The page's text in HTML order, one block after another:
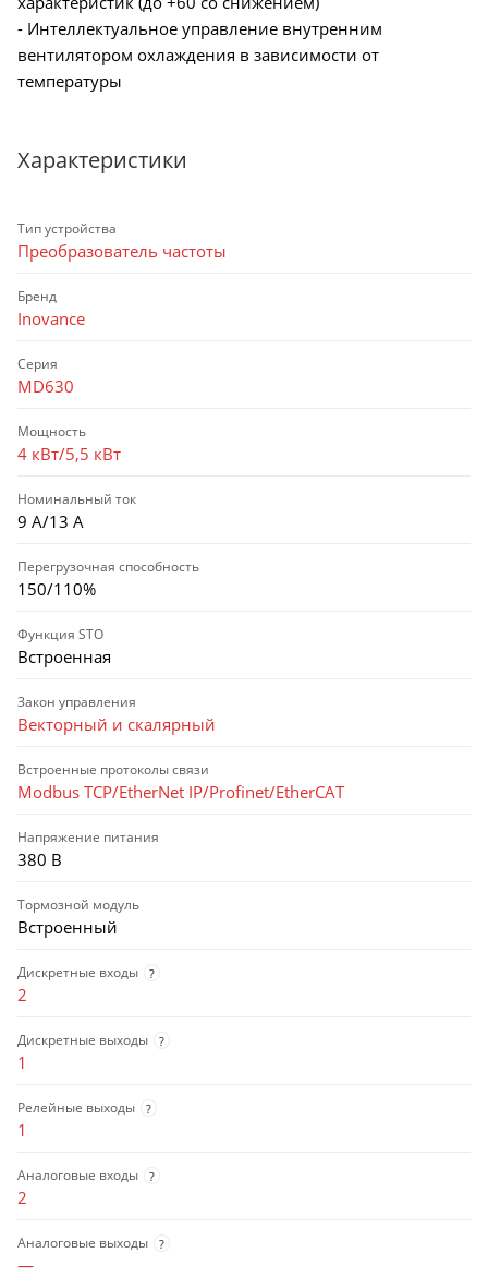
- Интеллектуальное управление внутренним
вентилятором охлаждения в зависимости от
температуры
Характеристики
Тип устройства
Преобразователь частоты
Бренд
Inovance
Серия
MD630
Мощность
4 кВт/5,5 кВт
Номинальный ток
9 А/13 А
Перегрузочная способность
150/110%
Функция STO
Встроенная
Закон управления
Векторный и скалярный
Встроенные протоколы связи
Modbus TCP/EtherNet IP/Profinet/EtherCAT
Напряжение питания
380 В
Тормозной модуль
Встроенный
Дискретные входы ?
2
Дискретные выходы ?
1
Релейные выходы ?
1
Аналоговые входы ?
2
Аналоговые выходы ?
—